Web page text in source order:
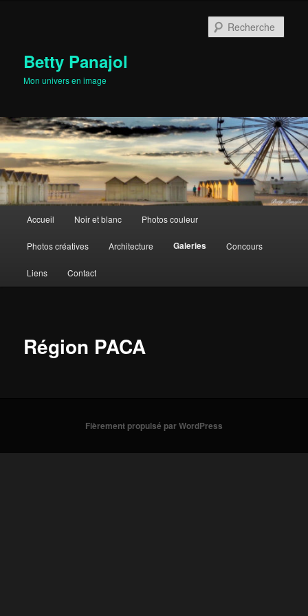
Betty Panajol
Mon univers en image
principal
Accueil Noir et blanc Photos couleur
Photos créatives Architecture Galeries Concours
Liens Contact
Région PACA
Fièrement propulsé par WordPress